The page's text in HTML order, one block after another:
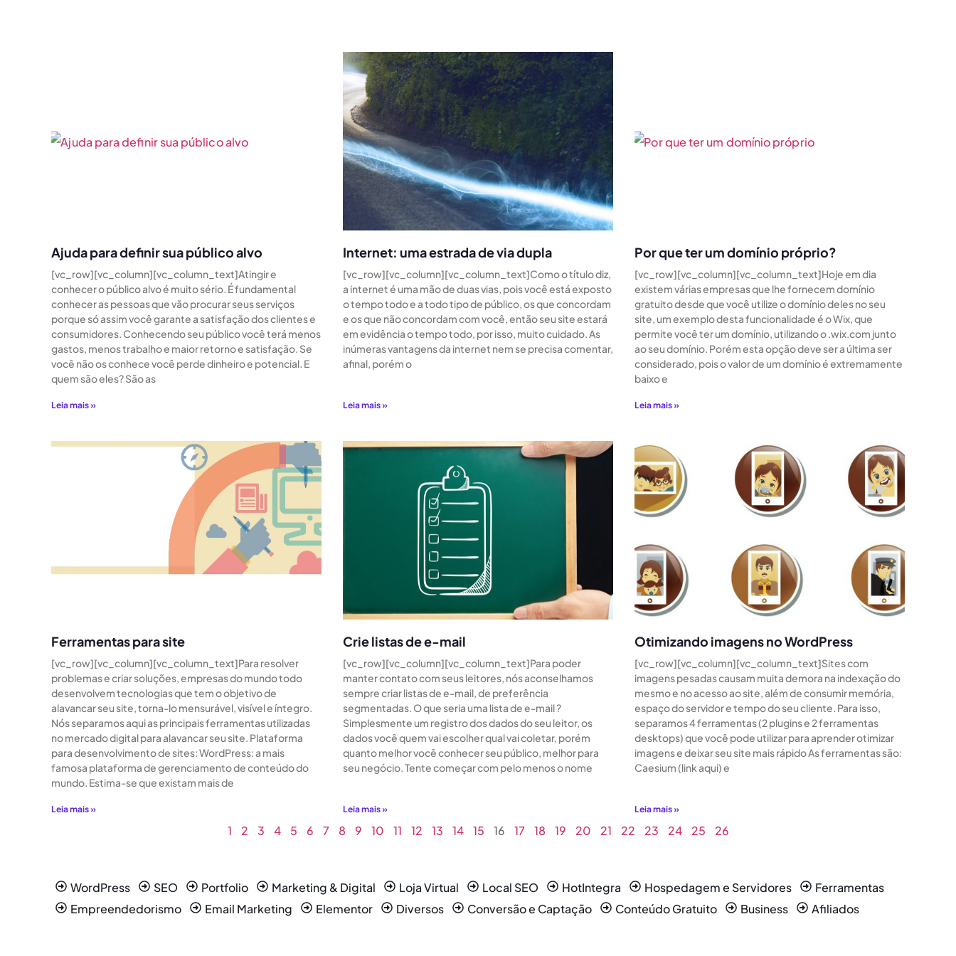
Ajuda para definir sua público alvo
[vc_row][vc_column][vc_column_text]Atingir e
conhecer o público alvo é muito sério. É fundamental
conhecer as pessoas que vão procurar seus serviços
porque só assim você garante a satisfação dos clientes e
consumidores. Conhecendo seu público você terá menos
gastos, menos trabalho e maior retorno e satisfação. Se
você não os conhece você perde dinheiro e potencial. E
quem são eles? São as
Leia mais »
Internet: uma estrada de via dupla
[vc_row][vc_column][vc_column_text]Como o título diz,
a internet é uma mão de duas vias, pois você está exposto
o tempo todo e a todo tipo de público, os que concordam
e os que não concordam com você, então seu site estará
em evidência o tempo todo, por isso, muito cuidado. As
inúmeras vantagens da internet nem se precisa comentar,
afinal, porém o
Leia mais »
Por que ter um domínio próprio?
[vc_row][vc_column][vc_column_text]Hoje em dia
existem várias empresas que lhe fornecem domínio
gratuito desde que você utilize o domínio deles no seu
site, um exemplo desta funcionalidade é o Wix, que
permite você ter um domínio, utilizando o .wix.com junto
ao seu domínio. Porém esta opção deve ser a última ser
considerado, pois o valor de um domínio é extremamente
baixo e
Leia mais »
Ferramentas para site
[vc_row][vc_column][vc_column_text]Para resolver
problemas e criar soluções, empresas do mundo todo
desenvolvem tecnologias que tem o objetivo de
alavancar seu site, torna-lo mensurável, visível e íntegro.
Nós separamos aqui as principais ferramentas utilizadas
no mercado digital para alavancar seu site. Plataforma
para desenvolvimento de sites: WordPress: a mais
famosa plataforma de gerenciamento de conteúdo do
mundo. Estima-se que existam mais de
Leia mais »
Crie listas de e-mail
[vc_row][vc_column][vc_column_text]Para poder
manter contato com seus leitores, nós aconselhamos
sempre criar listas de e-mail, de preferência
segmentadas. O que seria uma lista de e-mail ?
Simplesmente um registro dos dados do seu leitor, os
dados você quem vai escolher qual vai coletar, porém
quanto melhor você conhecer seu público, melhor para
seu negócio. Tente começar com pelo menos o nome
Leia mais »
Otimizando imagens no WordPress
[vc_row][vc_column][vc_column_text]Sites com
imagens pesadas causam muita demora na indexação do
mesmo e no acesso ao site, além de consumir memória,
espaço do servidor e tempo do seu cliente. Para isso,
separamos 4 ferramentas (2 plugins e 2 ferramentas
desktops) que você pode utilizar para aprender otimizar
imagens e deixar seu site mais rápido As ferramentas são:
Caesium (link aqui) e
Leia mais »
1 2 3 4 5 6 7 8 9 10 11 12 13 14 15 16 17 18 19 20 21 22 23 24 25 26
WordPress SEO Portfolio Marketing & Digital Loja Virtual Local SEO HotIntegra Hospedagem e Servidores
Ferramentas
Empreendedorismo
Email Marketing Elementor Diversos Conversão e Captação Conteúdo Gratuito Business Afiliados